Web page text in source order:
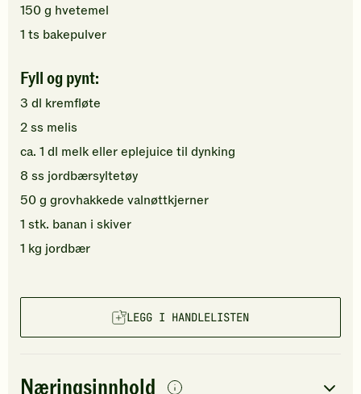
150g hvetemel
1 ts bakepulver
Fyll og pynt:
3 dl kremfløte
2ss melis
ca. 1 dl melkeller eplejuice til dynking
8 ss jordbærsyltetøy
50g grovhakkede valnøttkjerner
1 stk. banan i skiver
1 kg jordbær
LEGG I HANDLELISTEN